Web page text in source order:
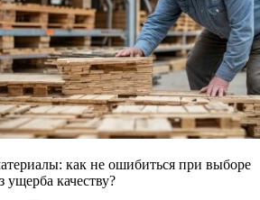
как не ошибиться при выборе
ущерба качеству?